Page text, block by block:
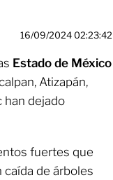
16/09/2024 02:23:42
Estado de México
Atizapán,
han dejado
fuertes que
de árboles